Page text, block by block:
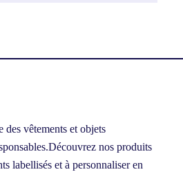
des vêtements et objets
Découvrez nos produits
labellisés et à personnaliser en